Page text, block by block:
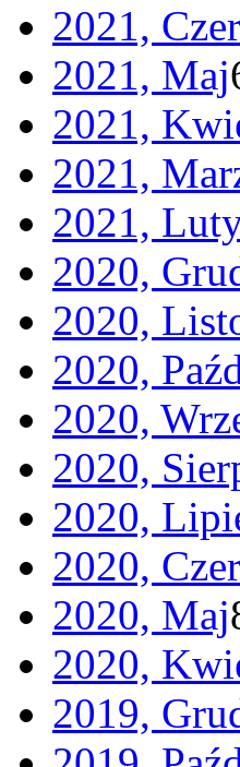
2021,
2021, Maj
2021,
2021,
2021,
2020,
2020,
2020,
2020,
2020,
2020,
2020,
2020, Maj
2020,
2019,